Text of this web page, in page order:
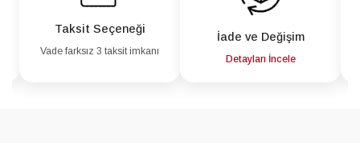
Taksit Seçeneği
Vade farksız 3 taksit imkanı
İade ve Değişim
Detayları İncele